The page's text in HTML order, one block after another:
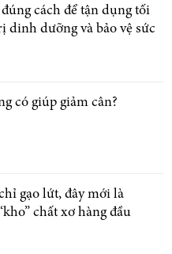
cách để tận dụng tối
dinh dưỡng và bảo vệ sức
có giúp giảm cân?
gạo lứt, đây mới là
chất xơ hàng đầu